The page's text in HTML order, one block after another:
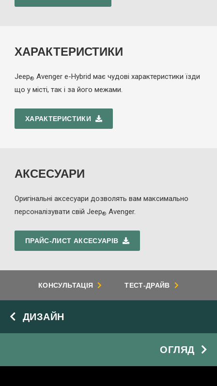
ХАРАКТЕРИСТИКИ
Jeep® Avenger e-Hybrid має чудові характеристики їзди
що у місті, так і за його межами.
ХАРАКТЕРИСТИКИ
АКСЕСУАРИ
Оригінальні аксесуари дозволять вам максимально
персоналізувати свій Jeep® Avenger.
ПРАЙС-ЛИСТ АКСЕСУАРІВ
КОНСУЛЬТАЦІЯ ТЕСТ-ДРАЙВ
ДИЗАЙН
ОГЛЯД